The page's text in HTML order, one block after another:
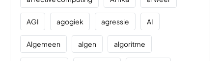
AGI agogiek agressie AI
Algemeen algen algoritme